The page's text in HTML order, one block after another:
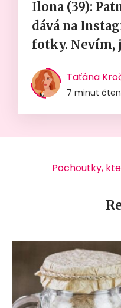
Ilona (39):
dává na
fotky. Nevím,
Taťána
7 minut
Pochoutky,